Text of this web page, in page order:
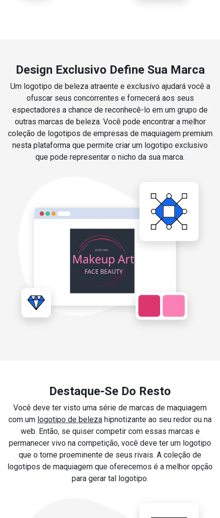
Design Exclusivo Define Sua Marca
Um logotipo de beleza atraente e exclusivo ajudará você a
ofuscar seus concorrentes e fornecerá aos seus
espectadores a chance de reconhecê-lo em um grupo de
outras marcas de beleza. Você pode encontrar a melhor
coleção de logotipos de empresas de maquiagem premium
nesta plataforma que permite criar um logotipo exclusivo
que pode representar o nicho da sua marca.
Destaque-Se Do Resto
Você deve ter visto uma série de marcas de maquiagem
com um logotipo de beleza hipnotizante ao seu redor ou na
web. Então, se quiser competir com essas marcas e
permanecer vivo na competição, você deve ter um logotipo
que o torne proeminente de seus rivais. A coleção de
logotipos de maquiagem que oferecemos é a melhor opção
para gerar tal logotipo.